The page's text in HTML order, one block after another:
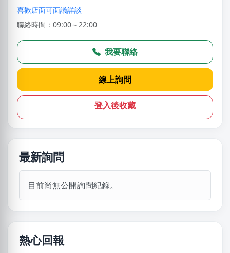
喜歡店面可面議詳談
聯絡時間：09:00～22:00
我要聯絡
線上詢問
登入後收藏
最新詢問
目前尚無公開詢問紀錄。
熱心回報